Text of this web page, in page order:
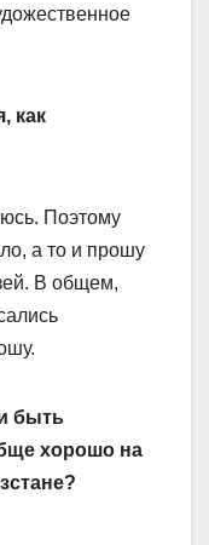
как
Поэтому
а то и прошу
В общем,
быть
хорошо на